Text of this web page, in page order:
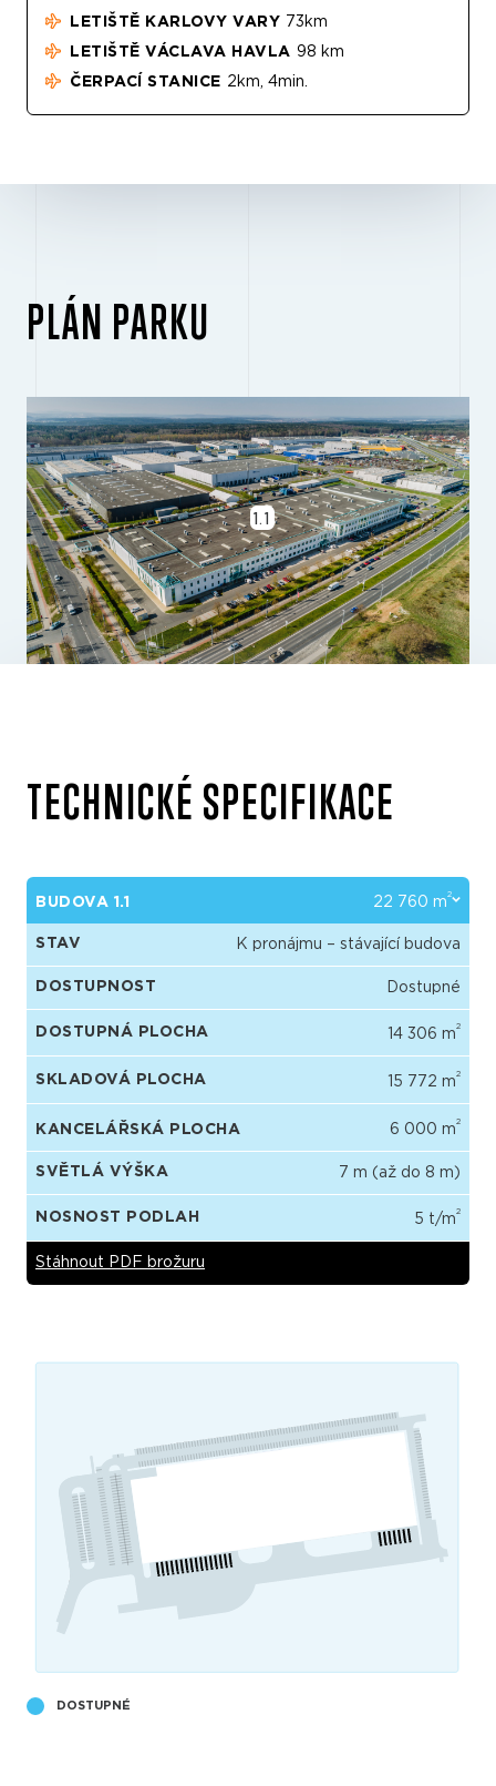
LETIŠTĚ KARLOVY VARY 73km
LETIŠTĚ VÁCLAVA HAVLA 98 km
ČERPACÍ STANICE 2km, 4min.
PLÁN PARKU
1.1
TECHNICKÉ SPECIFIKACE
BUDOVA 1.1 22 760 m
2
STAV K pronájmu – stávající budova
DOSTUPNOST Dostupné
DOSTUPNÁ PLOCHA 14 306 m
2
SKLADOVÁ PLOCHA 15 772 m
2
KANCELÁŘSKÁ PLOCHA 6 000 m
2
SVĚTLÁ VÝŠKA 7 m (až do 8 m)
NOSNOST PODLAH 5 t/m
2
Stáhnout PDF brožuru
DOSTUPNÉ